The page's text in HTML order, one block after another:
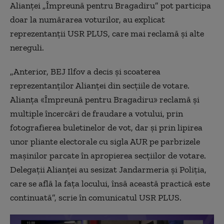
Alianței „Împreună pentru Bragadiru” pot participa
doar la numărarea voturilor, au explicat
reprezentanții USR PLUS, care mai reclamă și alte
nereguli.
„Anterior, BEJ Ilfov a decis și scoaterea
reprezentanților Alianței din secțiile de votare.
Alianța «Împreună pentru Bragadiru» reclamă și
multiple încercări de fraudare a votului, prin
fotografierea buletinelor de vot, dar și prin lipirea
unor pliante electorale cu sigla AUR pe parbrizele
mașinilor parcate în apropierea secțiilor de votare.
Delegații Alianței au sesizat Jandarmeria și Poliția,
care se află la fața locului, însă această practică este
continuată”, scrie în comunicatul USR PLUS.